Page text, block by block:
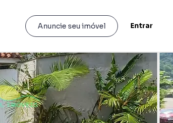
Anuncie seu imóvel Entrar